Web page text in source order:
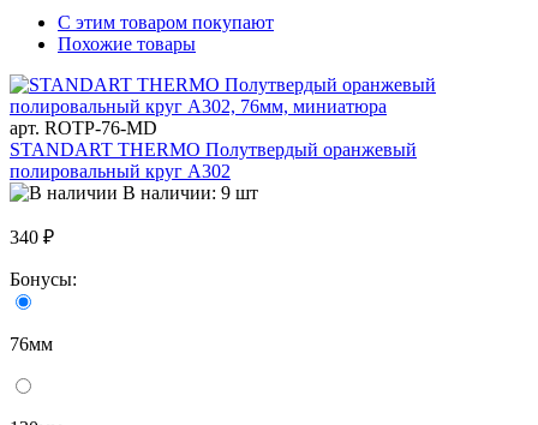
С этим товаром покупают
Похожие товары
арт. ROTP-76-MD
STANDART THERMO Полутвердый оранжевый
полировальный круг A302
В наличии: 9 шт
340 ₽
Бонусы:
76мм